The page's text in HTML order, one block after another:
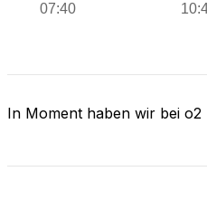
In Moment haben wir bei